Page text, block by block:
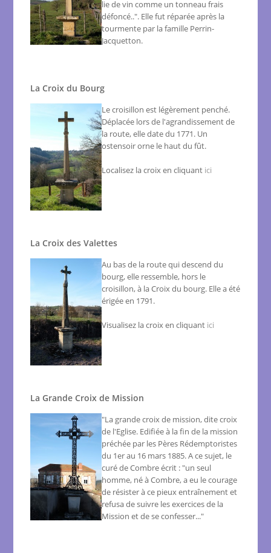
lie de vin comme un tonneau frais
défoncé..". Elle fut réparée après la
tourmente par la famille Perrin-
Jacquetton.
La Croix du Bourg
Le croisillon est légèrement penché.
Déplacée lors de l'agrandissement de
la route, elle date du 1771. Un
ostensoir orne le haut du fût.
Localisez la croix en cliquant ici
La Croix des Valettes
Au bas de la route qui descend du
bourg, elle ressemble, hors le
croisillon, à la Croix du bourg. Elle a été
érigée en 1791.
Visualisez la croix en cliquant ici
La Grande Croix de Mission
"La grande croix de mission, dite croix
de l'Eglise. Edifiée à la fin de la mission
préchée par les Pères Rédemptoristes
du 1er au 16 mars 1885. A ce sujet, le
curé de Combre écrit : "un seul
homme, né à Combre, a eu le courage
de résister à ce pieux entraînement et
refusa de suivre les exercices de la
Mission et de se confesser..."